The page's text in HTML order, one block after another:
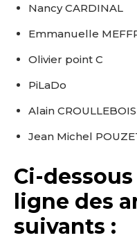
Nancy CARDINAL
Emmanuelle
Olivier point C
PiLaDo
Alain CROULLEBOIS
Jean Michel
Ci-
ligne des
suivants :